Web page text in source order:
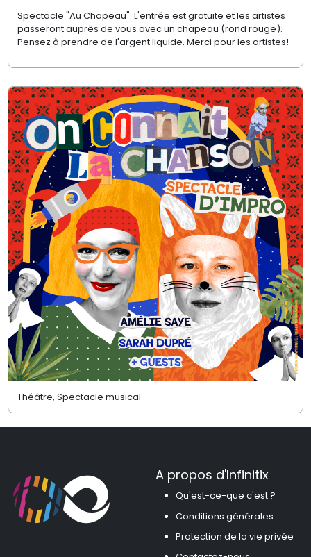
Spectacle "Au Chapeau". L'entrée est gratuite et les artistes
passeront auprès de vous avec un chapeau (rond rouge).
Pensez à prendre de l'argent liquide. Merci pour les artistes!
Théâtre, Spectacle musical
A propos d'Infinitix
Qu'est-ce-que c'est ?
Conditions générales
Protection de la vie privée